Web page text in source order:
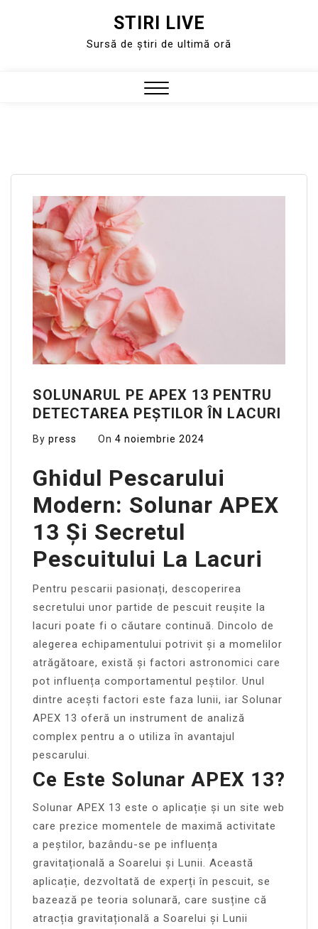
STIRI LIVE
Sursă de știri de ultimă oră
SOLUNARUL PE APEX 13 PENTRU
DETECTAREA PEȘTILOR ÎN LACURI
By press On 4 noiembrie 2024
Ghidul Pescarului
Modern: Solunar APEX
13 Și Secretul
Pescuitului La Lacuri
Pentru pescarii pasionați, descoperirea
secretului unor partide de pescuit reușite la
lacuri poate fi o căutare continuă. Dincolo de
alegerea echipamentului potrivit și a momelilor
atrăgătoare, există și factori astronomici care
pot influența comportamentul peștilor. Unul
dintre acești factori este faza lunii, iar Solunar
APEX 13 oferă un instrument de analiză
complex pentru a o utiliza în avantajul
pescarului.
Ce Este Solunar APEX 13?
Solunar APEX 13 este o aplicație și un site web
care prezice momentele de maximă activitate
a peștilor, bazându-se pe influența
gravitațională a Soarelui și Lunii. Această
aplicație, dezvoltată de experți în pescuit, se
bazează pe teoria solunară, care susține că
atracția gravitațională a Soarelui și Lunii